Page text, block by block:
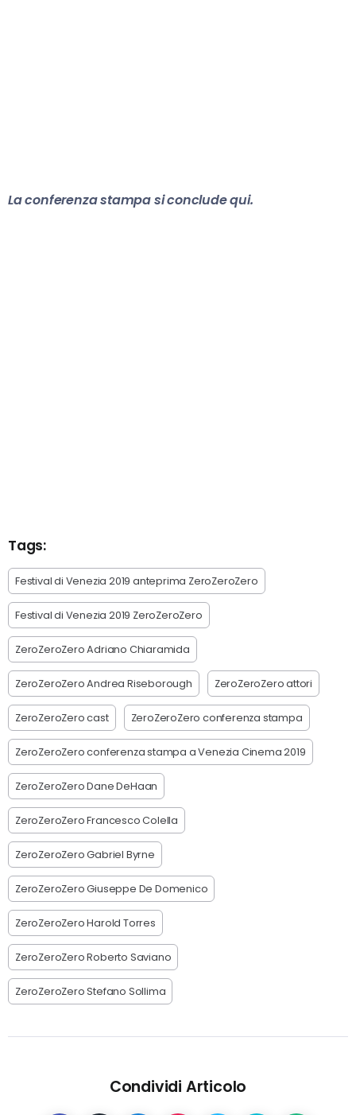
La conferenza stampa si conclude qui.
Tags:
Festival di Venezia 2019 anteprima ZeroZeroZero
Festival di Venezia 2019 ZeroZeroZero
ZeroZeroZero Adriano Chiaramida
ZeroZeroZero Andrea Riseborough ZeroZeroZero attori
ZeroZeroZero cast ZeroZeroZero conferenza stampa
ZeroZeroZero conferenza stampa a Venezia Cinema 2019
ZeroZeroZero Dane DeHaan
ZeroZeroZero Francesco Colella
ZeroZeroZero Gabriel Byrne
ZeroZeroZero Giuseppe De Domenico
ZeroZeroZero Harold Torres
ZeroZeroZero Roberto Saviano
ZeroZeroZero Stefano Sollima
Condividi Articolo